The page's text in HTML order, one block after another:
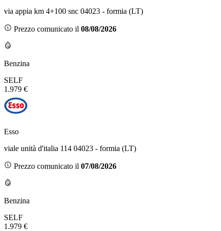
via appia km 4+100 snc 04023 - formia (LT)
Prezzo comunicato il 08/08/2026
Benzina
SELF
1.979 €
Esso
viale unità d'italia 114 04023 - formia (LT)
Prezzo comunicato il 07/08/2026
Benzina
SELF
1.979 €